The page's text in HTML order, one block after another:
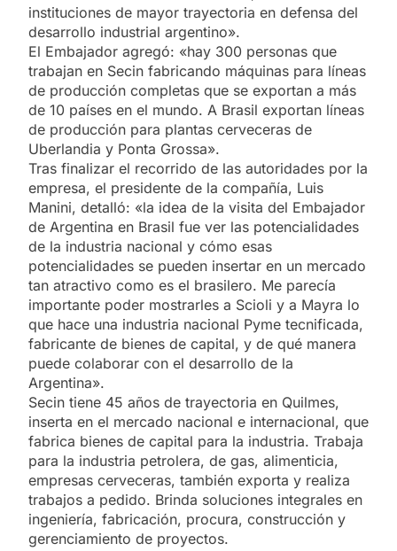
instituciones de mayor trayectoria en defensa del
desarrollo industrial argentino».
El Embajador agregó: «hay 300 personas que
trabajan en Secin fabricando máquinas para líneas
de producción completas que se exportan a más
de 10 países en el mundo. A Brasil exportan líneas
de producción para plantas cerveceras de
Uberlandia y Ponta Grossa».
Tras finalizar el recorrido de las autoridades por la
empresa, el presidente de la compañía, Luis
Manini, detalló: «la idea de la visita del Embajador
de Argentina en Brasil fue ver las potencialidades
de la industria nacional y cómo esas
potencialidades se pueden insertar en un mercado
tan atractivo como es el brasilero. Me parecía
importante poder mostrarles a Scioli y a Mayra lo
que hace una industria nacional Pyme tecnificada,
fabricante de bienes de capital, y de qué manera
puede colaborar con el desarrollo de la
Argentina».
Secin tiene 45 años de trayectoria en Quilmes,
inserta en el mercado nacional e internacional, que
fabrica bienes de capital para la industria. Trabaja
para la industria petrolera, de gas, alimenticia,
empresas cerveceras, también exporta y realiza
trabajos a pedido. Brinda soluciones integrales en
ingeniería, fabricación, procura, construcción y
gerenciamiento de proyectos.